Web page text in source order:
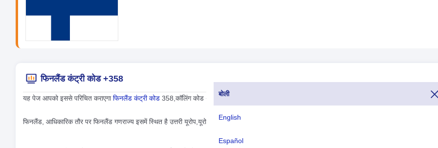
बोली
English
Español
फिनलैंड कंट्री कोड +358
यह पेज आपको इससे परिचित कराएगाफिनलैंड कंट्री कोड 358,कॉलिंग कोड +358,समय क्षेत्र,शहर का कोड,डायलिंग निर्देश,फिनलैंड देश के प्रोफ़ाइल,फिनलैंड के पड़ोसी
फिनलैंड, आधिकारिक तौर पर फिनलैंड गणराज्य इसमें स्थित है उत्तरी यूरोप,यूरोप का उपक्षेत्र भाग.